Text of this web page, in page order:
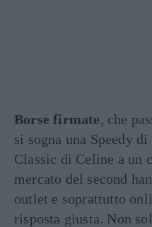
Borse firmate, che
si sogna una Speedy di
Classic di Celine a un
mercato del second
outlet e soprattutto
risposta giusta. Non